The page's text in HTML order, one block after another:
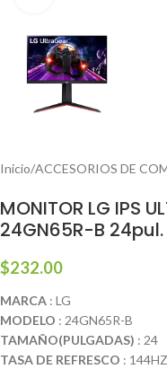
Inicio/ACCESORIOS DE
MONITOR LG IPS
24GN65R-B 24pul.
$232.00
MARCA : LG
MODELO : 24GN65R-B
TAMAÑO(PULGADAS) : 24
TASA DE REFRESCO : 144HZ